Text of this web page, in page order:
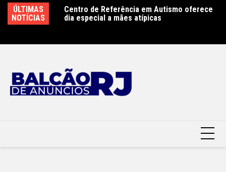
para
ÚLTIMAS
NOTÍCIAS
antecipa
2026 com
e do trabalho
Centro de Referência em Autismo oferece
dia especial a mães atípicas